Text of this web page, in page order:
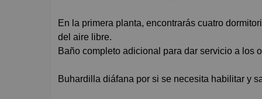
En la primera planta, encontrarás cuatro
del aire libre.
Baño completo adicional para dar servicio a los
Buhardilla diáfana por si se necesita habilitar y